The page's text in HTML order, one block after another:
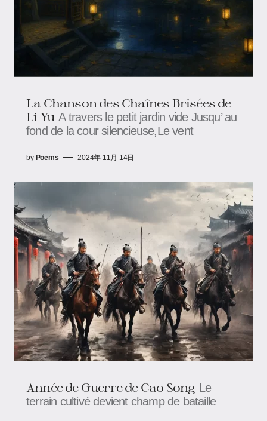
La Chanson des Chaînes Brisées de
Li Yu A travers le petit jardin vide Jusqu’ au
fond de la cour silencieuse,Le vent
by Poems 2024年 11月 14日
Année de Guerre de Cao Song Le
terrain cultivé devient champ de bataille